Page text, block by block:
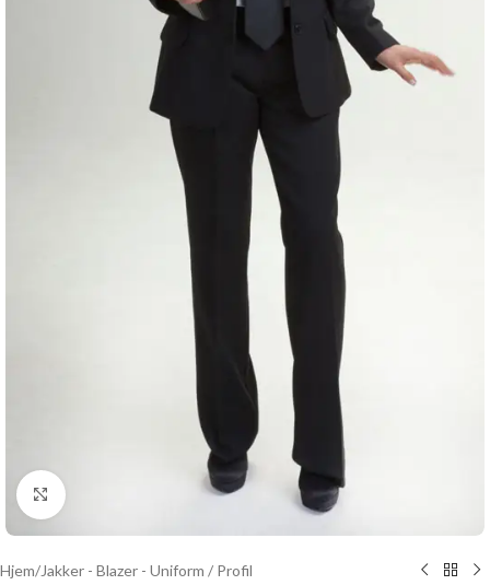
Click to enlarge
Hjem/Jakker - Blazer - Uniform / Profil